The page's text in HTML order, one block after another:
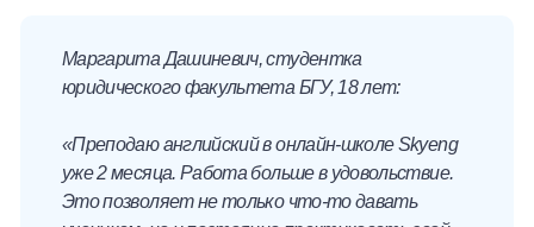
Маргарита Дашиневич, студентка
юридического факультета БГУ, 18 лет:
«Преподаю английский в онлайн-школеSkyeng
уже 2 месяца. Работа больше в удовольствие.
Это позволяет не только что-то давать